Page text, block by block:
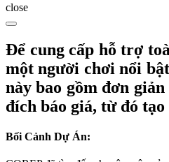
close
Để cung cấp hỗ trợ
một người chơi nổi
này bao gồm đơn
đích báo giá, từ đó
Bối Cảnh Dự Án: